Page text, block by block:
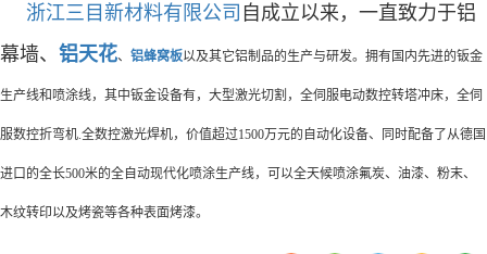
浙江三目新材料有限公司 自成立以来，一直致力于铝
幕墙、 铝天花、 铝蜂窝板以及其它铝制品的生产与研发。拥有国内先进的钣金
生产线和喷涂线，其中钣金设备有，大型激光切割，全伺服电动数控转塔冲床，全伺
服数控折弯机.全数控激光焊机，价值超过1500万元的自动化设备、同时配备了从德国
进口的全长500米的全自动现代化喷涂生产线，可以全天候喷涂氟炭、油漆、粉末、
木纹转印以及烤瓷等各种表面烤漆。